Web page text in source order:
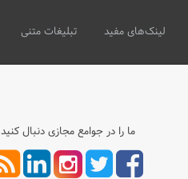
لینک‌های مفید تبلیغات متنی
ما را در جوامع مجازی دنبال کنید